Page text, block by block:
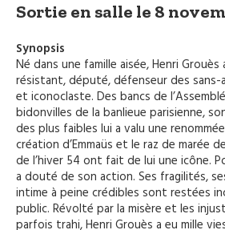
Sortie en salle le 8
Synopsis
Né dans une famille aisée, Henri
résistant, député, défenseur des sans-
et iconoclaste. Des bancs de
bidonvilles de la banlieue parisienne,
des plus faibles lui a valu une
création d’Emmaüs et le raz de marée
de l’hiver 54 ont fait de lui une icône.
a douté de son action. Ses fragilités,
intime à peine crédibles sont restées
public. Révolté par la misère et les
parfois trahi, Henri Grouès a eu mille